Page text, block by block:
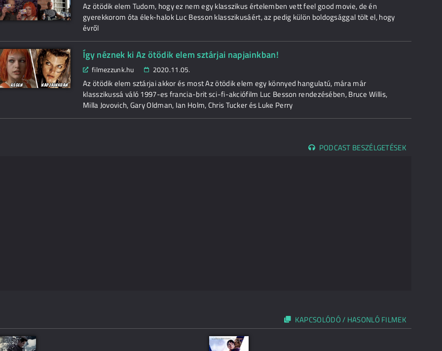
Az ötödik elem Tudom, hogy ez nem egy klasszikus értelemben vett feel good movie, de én
gyerekkorom óta élek-halok Luc Besson klasszikusáért, az pedig külön boldogsággal tölt el, hogy
évről
Így néznek ki Az ötödik elem sztárjai napjainkban!
filmezzunk.hu 2020.11.05.
Az ötödik elem sztárjai akkor és most Az ötödik elem egy könnyed hangulatú, mára már
klasszikussá váló 1997-es francia-brit sci-fi-akciófilm Luc Besson rendezésében, Bruce Willis,
Milla Jovovich, Gary Oldman, Ian Holm, Chris Tucker és Luke Perry
PODCAST BESZÉLGETÉSEK
KAPCSOLÓDÓ / HASONLÓ FILMEK